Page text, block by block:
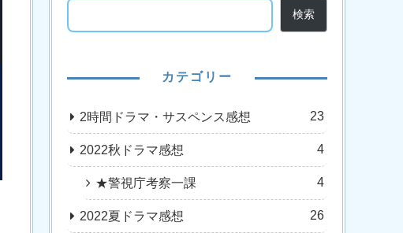
検索
カテゴリー
2時間ドラマ・サスペンス感想 23
2022秋ドラマ感想 4
★警視庁考察一課 4
2022夏ドラマ感想 26